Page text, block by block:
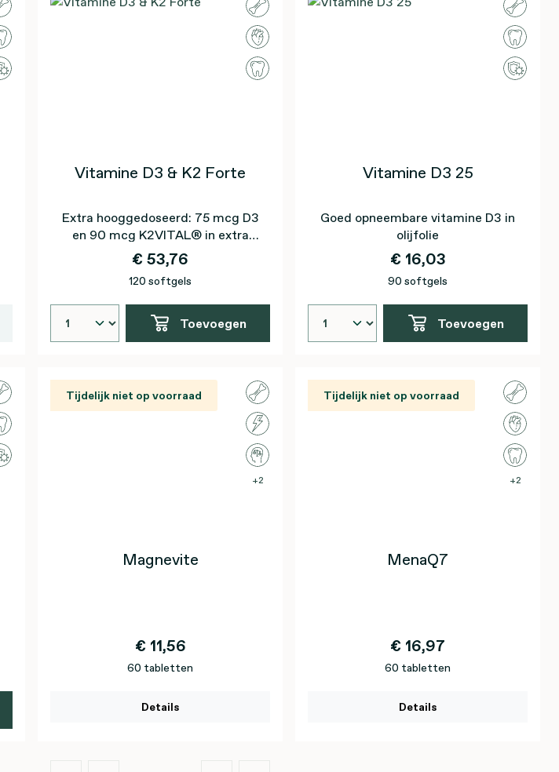
Vitamine D3 & K2 Forte
Extra hooggedoseerd: 75 mcg D3
en 90 mcg K2VITAL® in extra
vergine olijfolie
€ 53,76
120 softgels
Toevoegen
Vitamine D3 25
Goed opneembare vitamine D3 in
olijfolie
€ 16,03
90 softgels
Toevoegen
Tijdelijk niet op voorraad
2
Magnevite
€ 11,56
60 tabletten
Details
Tijdelijk niet op voorraad
2
MenaQ7
€ 16,97
60 tabletten
Details